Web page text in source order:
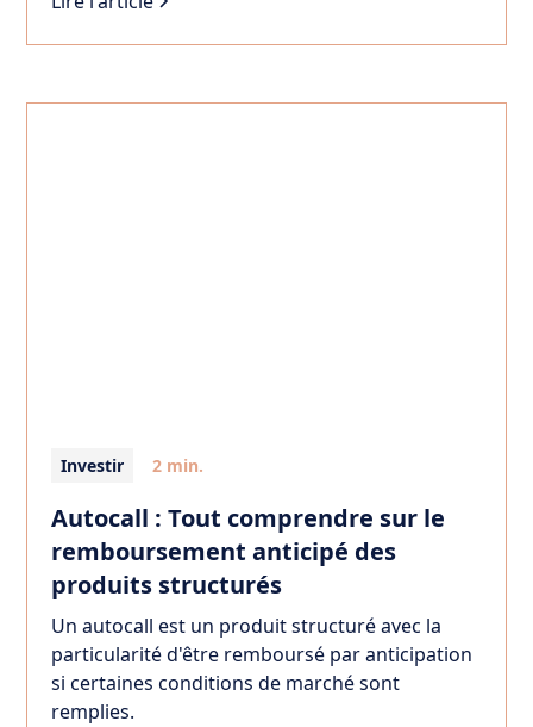
Investir 2 min.
Autocall : Tout comprendre sur le
remboursement anticipé des
produits structurés
Un autocall est un produit structuré avec la
particularité d'être remboursé par anticipation
si certaines conditions de marché sont
remplies.